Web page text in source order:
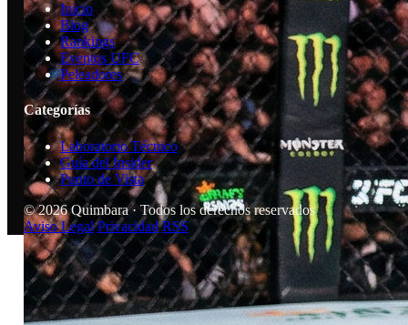
Inicio
Blog
Rankings
Eventos UFC
Peleadores
Categorías
Laboratorio Técnico
Guía del Insider
Punto de Vista
© 2026 Quimbara · Todos los derechos reservados
Aviso Legal Privacidad RSS